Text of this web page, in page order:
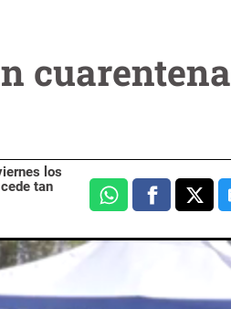
cuarentena
los
tan